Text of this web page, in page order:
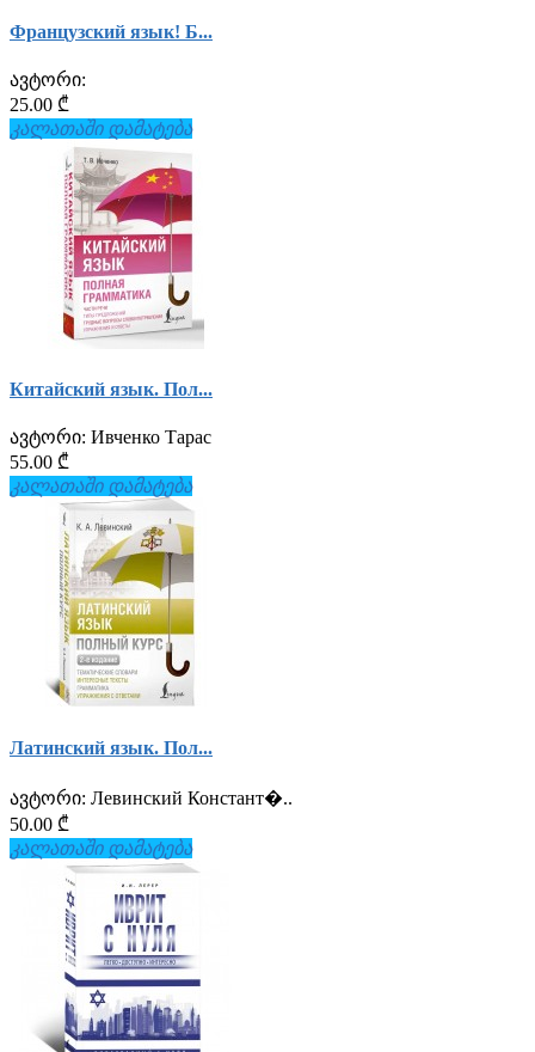
Французский язык! Б...
ავტორი:
25.00 ₾
კალათაში დამატება
Китайский язык. Пол...
ავტორი: Ивченко Тарас
55.00 ₾
კალათაში დამატება
Латинский язык. Пол...
ავტორი: Левинский Констант�..
50.00 ₾
კალათაში დამატება